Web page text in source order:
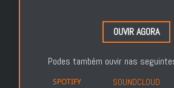
OUVIR AGORA
Podes também ouvir nas
SPOTIFY SOUNDCLOUD